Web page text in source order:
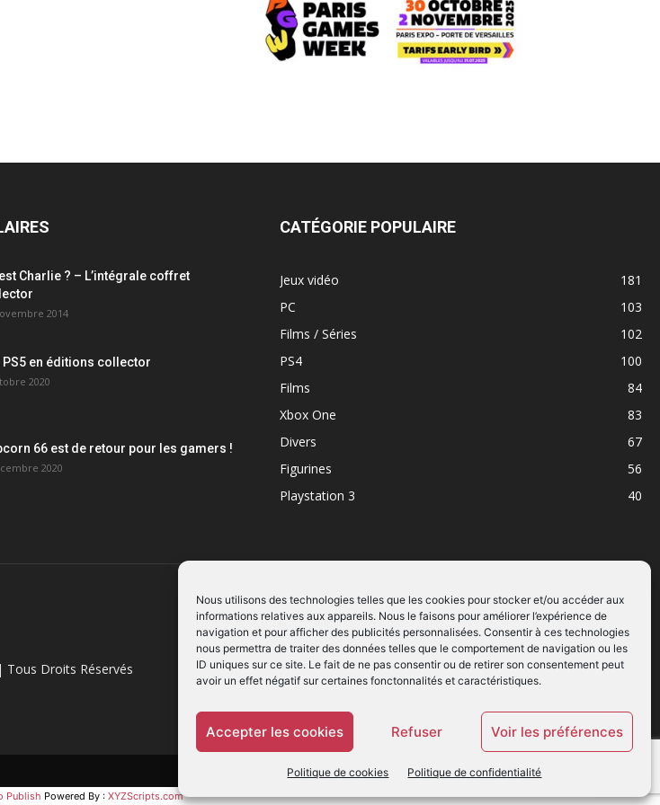
Nous utilisons des technologies telles que les cookies pour stocker et/ou accéder aux
informations relatives aux appareils. Nous le faisons pour améliorer l’expérience de
navigation et pour afficher des publicités personnalisées. Consentir à ces technologies
nous permettra de traiter des données telles que le comportement de navigation ou les
ID uniques sur ce site. Le fait de ne pas consentir ou de retirer son consentement peut
avoir un effet négatif sur certaines fonctonnalités et caractéristiques.
Accepter les cookies Refuser Voir les préférences
Politique de cookies Politique de confidentialité
Charlie ? – L’intégrale coffret
2014
PS5 en éditions collector
2020
66 est de retour pour les gamers !
2020
CATÉGORIE POPULAIRE
Jeux vidéo
181
PC
103
Films / Séries
102
PS4
100
Films
84
Xbox One
83
Divers
67
Figurines
56
Playstation 3
40
| Tous Droits Réservés
SUIVEZ NOUS
Publish Powered By : XYZScripts.com